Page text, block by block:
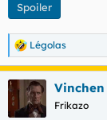
Spoiler
R
e
a
c
c
i
Légolas
Frikazo